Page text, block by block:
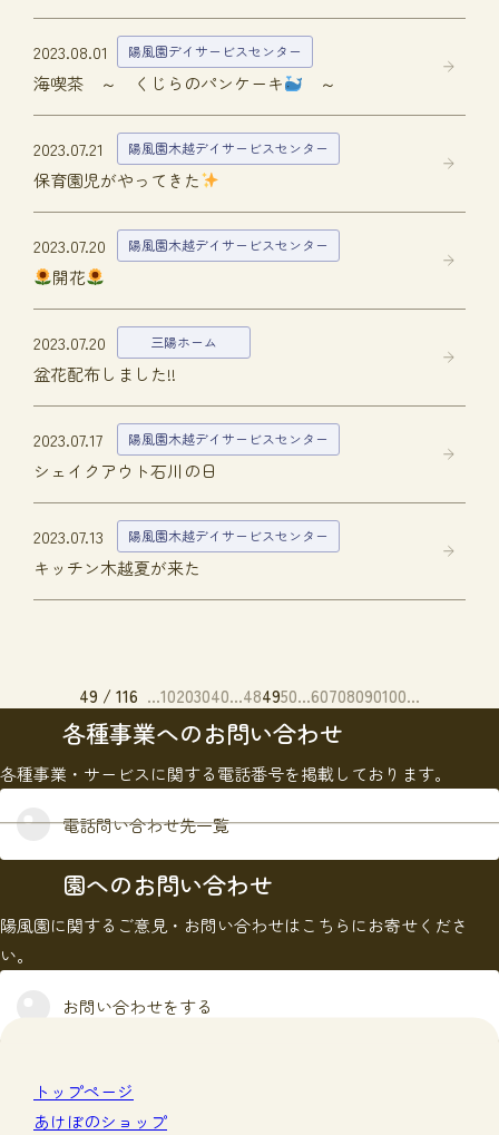
2023.08.01 陽風園デイサービスセンター
海喫茶 ～ くじらのパンケーキ ～
2023.07.21 陽風園木越デイサービスセンター
保育園児がやってきた
2023.07.20 陽風園木越デイサービスセンター
開花
2023.07.20 三陽ホーム
盆花配布しました!!
2023.07.17 陽風園木越デイサービスセンター
シェイクアウト石川の日
2023.07.13 陽風園木越デイサービスセンター
キッチン木越夏が来た
49 / 116 ...10203040...484950...60708090100...
各種事業へのお問い合わせ
各種事業・サービスに関する電話番号を掲載しております。
電話問い合わせ先一覧
園へのお問い合わせ
陽風園に関するご意見・お問い合わせはこちらにお寄せくださ
い。
お問い合わせをする
トップページ
あけぼのショップ